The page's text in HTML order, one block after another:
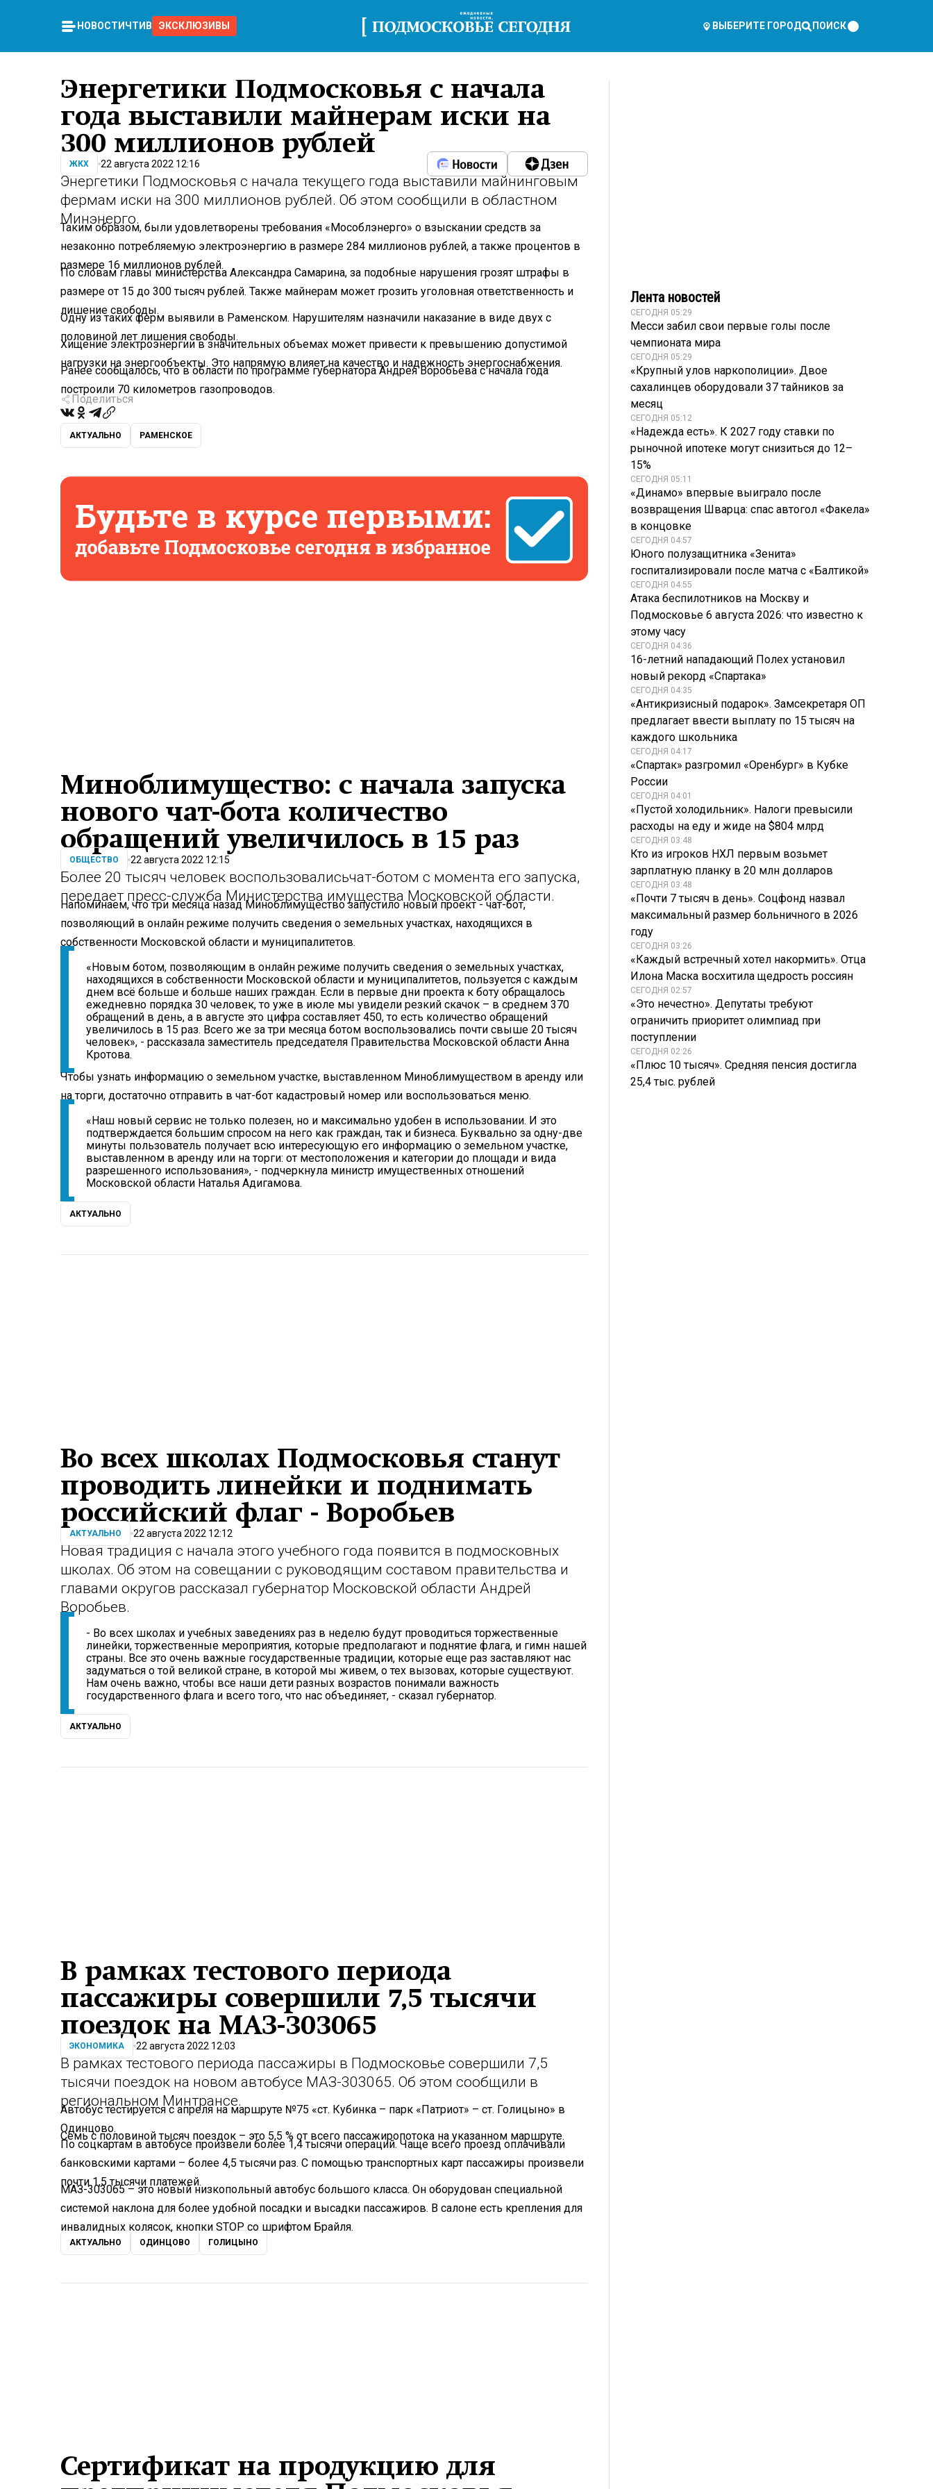
НОВОСТИ ЧТИВО ЭКСКЛЮЗИВЫ ВЫБЕРИТЕ ГОРОД ПОИСК
Энергетики Подмосковья с начала
года выставили майнерам иски на
300 миллионов рублей
ЖКХ 22 августа 2022 12:16
Энергетики Подмосковья с начала текущего года выставили майнинговым
фермам иски на 300 миллионов рублей. Об этом сообщили в областном
Минэнерго.
Таким образом, были удовлетворены требования «Мособлэнерго» о взыскании средств за
незаконно потребляемую электроэнергию в размере 284 миллионов рублей, а также процентов в
размере 16 миллионов рублей.
По словам главы министерства Александра Самарина, за подобные нарушения грозят штрафы в
размере от 15 до 300 тысяч рублей. Также майнерам может грозить уголовная ответственность и
лишение свободы.
Одну из таких ферм выявили в Раменском. Нарушителям назначили наказание в виде двух с
половиной лет лишения свободы.
Хищение электроэнергии в значительных объемах может привести к превышению допустимой
нагрузки на энергообъекты. Это напрямую влияет на качество и надежность энергоснабжения.
Ранее сообщалось, что в области по программе губернатора Андрея Воробьева с начала года
построили 70 километров газопроводов.
Поделиться
АКТУАЛЬНО РАМЕНСКОЕ
Миноблимущество: с начала запуска
нового чат-бота количество
обращений увеличилось в 15 раз
ОБЩЕСТВО 22 августа 2022 12:15
Более 20 тысяч человек воспользовалисьчат-ботом с момента его запуска,
передает пресс-служба Министерства имущества Московской области.
Напоминаем, что три месяца назад Миноблимущество запустило новый проект - чат-бот,
позволяющий в онлайн режиме получить сведения о земельных участках, находящихся в
собственности Московской области и муниципалитетов.
«Новым ботом, позволяющим в онлайн режиме получить сведения о земельных участках,
находящихся в собственности Московской области и муниципалитетов, пользуется с каждым
днем всё больше и больше наших граждан. Если в первые дни проекта к боту обращалось
ежедневно порядка 30 человек, то уже в июле мы увидели резкий скачок – в среднем 370
обращений в день, а в августе это цифра составляет 450, то есть количество обращений
увеличилось в 15 раз. Всего же за три месяца ботом воспользовались почти свыше 20 тысяч
человек», - рассказала заместитель председателя Правительства Московской области Анна
Кротова.
Чтобы узнать информацию о земельном участке, выставленном Миноблимуществом в аренду или
на торги, достаточно отправить в чат-бот кадастровый номер или воспользоваться меню.
«Наш новый сервис не только полезен, но и максимально удобен в использовании. И это
подтверждается большим спросом на него как граждан, так и бизнеса. Буквально за одну-две
минуты пользователь получает всю интересующую его информацию о земельном участке,
выставленном в аренду или на торги: от местоположения и категории до площади и вида
разрешенного использования», - подчеркнула министр имущественных отношений
Московской области Наталья Адигамова.
АКТУАЛЬНО
Во всех школах Подмосковья станут
проводить линейки и поднимать
российский флаг - Воробьев
АКТУАЛЬНО 22 августа 2022 12:12
Новая традиция с начала этого учебного года появится в подмосковных
школах. Об этом на совещании с руководящим составом правительства и
главами округов рассказал губернатор Московской области Андрей
Воробьев.
- Во всех школах и учебных заведениях раз в неделю будут проводиться торжественные
линейки, торжественные мероприятия, которые предполагают и поднятие флага, и гимн нашей
страны. Все это очень важные государственные традиции, которые еще раз заставляют нас
задуматься о той великой стране, в которой мы живем, о тех вызовах, которые существуют.
Нам очень важно, чтобы все наши дети разных возрастов понимали важность
государственного флага и всего того, что нас объединяет, - сказал губернатор.
0:00 / 0:00
АКТУАЛЬНО
В рамках тестового периода
пассажиры совершили 7,5 тысячи
поездок на МАЗ-303065
ЭКОНОМИКА 22 августа 2022 12:03
В рамках тестового периода пассажиры в Подмосковье совершили 7,5
тысячи поездок на новом автобусе МАЗ-303065. Об этом сообщили в
региональном Минтрансе.
Автобус тестируется с апреля на маршруте №75 «ст. Кубинка – парк «Патриот» – ст. Голицыно» в
Одинцово.
Семь с половиной тысяч поездок – это 5,5 % от всего пассажиропотока на указанном маршруте.
По соцкартам в автобусе произвели более 1,4 тысячи операций. Чаще всего проезд оплачивали
банковскими картами – более 4,5 тысячи раз. С помощью транспортных карт пассажиры произвели
почти 1,5 тысячи платежей.
МАЗ-303065 – это новый низкопольный автобус большого класса. Он оборудован специальной
системой наклона для более удобной посадки и высадки пассажиров. В салоне есть крепления для
инвалидных колясок, кнопки STOP со шрифтом Брайля.
АКТУАЛЬНО ОДИНЦОВО ГОЛИЦЫНО
Сертификат на продукцию для
Лента новостей
СЕГОДНЯ 05:29
Месси забил свои первые голы после
чемпионата мира
СЕГОДНЯ 05:29
«Крупный улов наркополиции». Двое
сахалинцев оборудовали 37 тайников за
месяц
СЕГОДНЯ 05:12
«Надежда есть». К 2027 году ставки по
рыночной ипотеке могут снизиться до 12–
15%
СЕГОДНЯ 05:11
«Динамо» впервые выиграло после
возвращения Шварца: спас автогол «Факела»
в концовке
СЕГОДНЯ 04:57
Юного полузащитника «Зенита»
госпитализировали после матча с «Балтикой»
СЕГОДНЯ 04:55
Атака беспилотников на Москву и
Подмосковье 6 августа 2026: что известно к
этому часу
СЕГОДНЯ 04:36
16-летний нападающий Полех установил
новый рекорд «Спартака»
СЕГОДНЯ 04:35
«Антикризисный подарок». Замсекретаря ОП
предлагает ввести выплату по 15 тысяч на
каждого школьника
СЕГОДНЯ 04:17
«Спартак» разгромил «Оренбург» в Кубке
России
СЕГОДНЯ 04:01
«Пустой холодильник». Налоги превысили
расходы на еду и жиде на $804 млрд
СЕГОДНЯ 03:48
Кто из игроков НХЛ первым возьмет
зарплатную планку в 20 млн долларов
СЕГОДНЯ 03:48
«Почти 7 тысяч в день». Соцфонд назвал
максимальный размер больничного в 2026
году
СЕГОДНЯ 03:26
«Каждый встречный хотел накормить». Отца
Илона Маска восхитила щедрость россиян
СЕГОДНЯ 02:57
«Это нечестно». Депутаты требуют
ограничить приоритет олимпиад при
поступлении
СЕГОДНЯ 02:26
«Плюс 10 тысяч». Средняя пенсия достигла
25,4 тыс. рублей